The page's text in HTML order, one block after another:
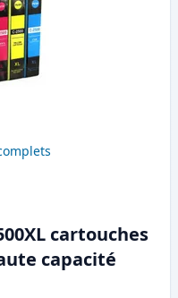
cartouches
capacité